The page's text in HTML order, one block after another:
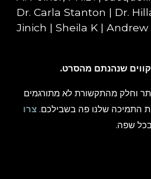
Dr. Carla Stanton | Dr.
Jinich | Sheila K |
שנהנתם מהסרט.
וחלק מהתקשורת לא מתורגמים
התמיכה שלנו פה בשבילכם. צרו
שפה.